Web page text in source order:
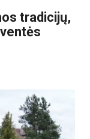
tradicijų,